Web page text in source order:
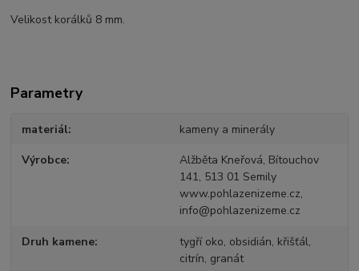
Velikost korálků 8 mm.
Parametry
materiál kameny a minerály
Výrobce
Alžběta Kneřová, Bítouchov
141, 513 01 Semily
www.pohlazenizeme.cz,
info@pohlazenizeme.cz
Druh kamene
tygří oko, obsidián, křišťál,
citrín, granát